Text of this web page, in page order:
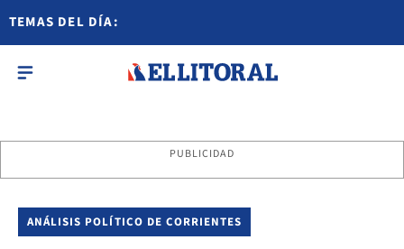
TEMAS DEL DÍA:
PUBLICIDAD
ANÁLISIS POLÍTICO DE CORRIENTES